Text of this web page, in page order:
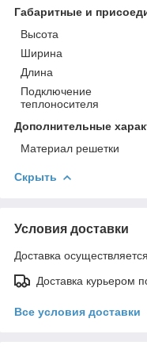
Габаритные и
Высота
Ширина
Длина
Подключение
теплоносителя
Дополнительные
Материал решетки
Скрыть
Условия доставки
Доставка
Доставка курьером
Все условия доставки